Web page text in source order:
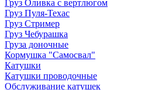
Груз Оливка с вертлюгом
Груз Пуля-Техас
Груз Стример
Груз Чебурашка
Груза доночные
Кормушка "Самосвал"
Катушки
Катушки проводочные
Обслуживание катушек